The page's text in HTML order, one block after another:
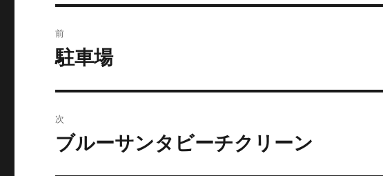
稿
ゲ
前
前
投
稿:
駐車場
次
次
ブルーサンタビーチクリーン